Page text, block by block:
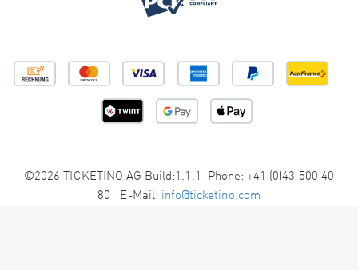
©2026 TICKETINO AG Build:1.1.1 Phone: +41 (0)43 500 40
80 E-Mail: info@ticketino.com